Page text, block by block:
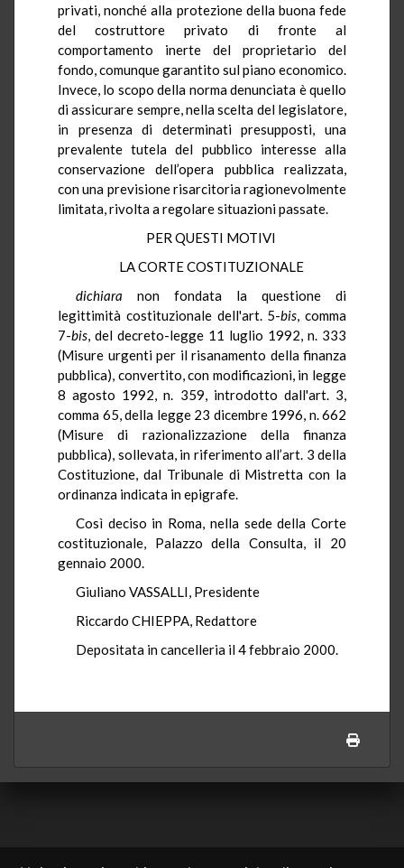
privati, nonché alla protezione della buona fede
del costruttore privato di fronte al
comportamento inerte del proprietario del
fondo, comunque garantito sul piano economico.
Invece, lo scopo della norma denunciata è quello
di assicurare sempre, nella scelta del legislatore,
in presenza di determinati presupposti, una
prevalente tutela del pubblico interesse alla
conservazione dell’opera pubblica realizzata,
con una previsione risarcitoria ragionevolmente
limitata, rivolta a regolare situazioni passate.
PER QUESTI MOTIVI
LA CORTE COSTITUZIONALE
dichiara non fondata la questione di
legittimità costituzionale dell'art. 5-bis, comma
7-bis, del decreto-legge 11 luglio 1992, n. 333
(Misure urgenti per il risanamento della finanza
pubblica), convertito, con modificazioni, in legge
8 agosto 1992, n. 359, introdotto dall'art. 3,
comma 65, della legge 23 dicembre 1996, n. 662
(Misure di razionalizzazione della finanza
pubblica), sollevata, in riferimento all’art. 3 della
Costituzione, dal Tribunale di Mistretta con la
ordinanza indicata in epigrafe.
Così deciso in Roma, nella sede della Corte
costituzionale, Palazzo della Consulta, il 20
gennaio 2000.
Giuliano VASSALLI, Presidente
Riccardo CHIEPPA, Redattore
Depositata in cancelleria il 4 febbraio 2000.